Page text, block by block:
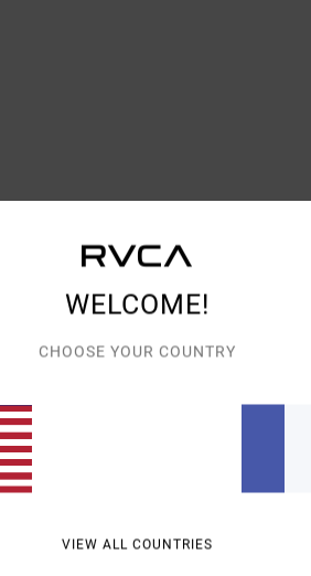
WELCOME!
CHOOSE YOUR COUNTRY
VIEW ALL COUNTRIES